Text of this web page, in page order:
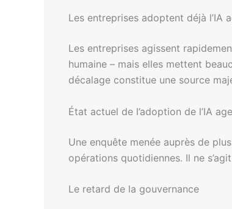
Les entreprises adoptent déjà l’IA
Les entreprises agissent
humaine – mais elles mettent
décalage constitue une source
État actuel de l’adoption de l’IA
Une enquête menée auprès de
opérations quotidiennes. Il ne
Le retard de la gouvernance